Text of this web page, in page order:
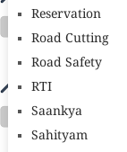
Reservation
Road Cutting
Road Safety
RTI
Saankya
Sahityam